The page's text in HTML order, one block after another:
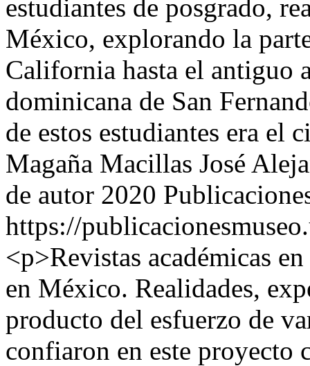
estudiantes de posgrado,
México, explorando la
California hasta el antiguo
dominicana de San
de estos estudiantes era el
Magaña Macillas José
de autor 2020
https://
<p>Revistas académicas
en México. Realidades,
producto del esfuerzo de
confiaron en este proyecto